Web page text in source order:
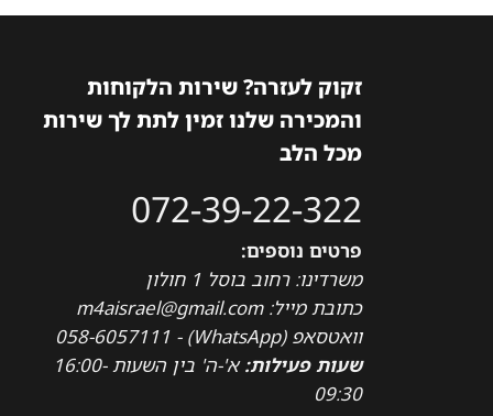
זקוק לעזרה? שירות הלקוחות
והמכירה שלנו זמין לתת לך שירות
מכל הלב
072-39-22-322
פרטים נוספים:
משרדינו: רחוב בוסל 1 חולון
כתובת מייל: m4aisrael@gmail.com
וואטסאפ (WhatsApp) - 058-6057111
שעות פעילות:
א'-ה' בין השעות 16:00-
09:30